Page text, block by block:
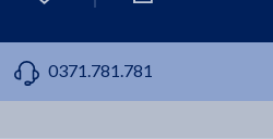
0371.781.781